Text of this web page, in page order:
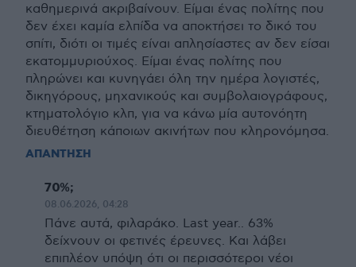
καθημερινά ακριβαίνουν. Είμαι ένας πολίτης που
δεν έχει καμία ελπίδα να αποκτήσει το δικό του
σπίτι, διότι οι τιμές είναι απλησίαστες αν δεν είσαι
εκατομμυριούχος. Είμαι ένας πολίτης που
πληρώνει και κυνηγάει όλη την ημέρα λογιστές,
δικηγόρους, μηχανικούς και συμβολαιογράφους,
κτηματολόγιο κλπ, για να κάνω μία αυτονόητη
διευθέτηση κάποιων ακινήτων που κληρονόμησα.
ΑΠΑΝΤΗΣΗ
70%;
08.06.2026, 04:28
Πάνε αυτά, φιλαράκο. Last year.. 63%
δείχνουν οι φετινές έρευνες. Και λάβει
επιπλέον υπόψη ότι οι περισσότεροι νέοι